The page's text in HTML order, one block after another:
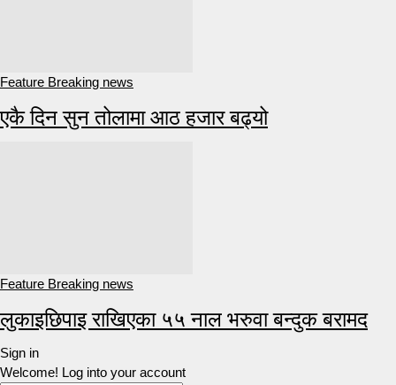
Feature Breaking news
एकै दिन सुन तोलामा आठ हजार बढ्यो
Feature Breaking news
लुकाइछिपाइ राखिएका ५५ नाल भरुवा बन्दुक बरामद
Sign in
Welcome! Log into your account